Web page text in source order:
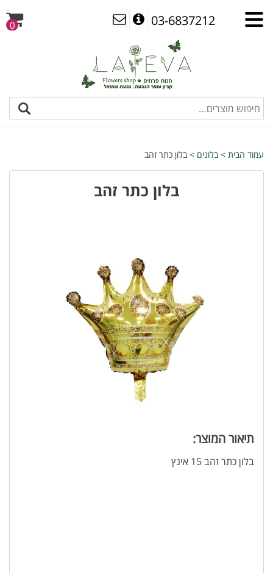
03-6837212
0
עמוד הבית >בלונים > בלון כתר זהב
בלון כתר זהב
תיאור המוצר:
בלון כתר זהב 15 אינץ